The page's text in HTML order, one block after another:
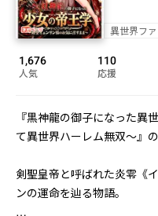
異世界フ
1,676
人気
110
応援
『黒神龍の御子になった異
て異世界ハーレム無双～』
剣聖皇帝と呼ばれた炎零《
ンの運命を辿る物語。